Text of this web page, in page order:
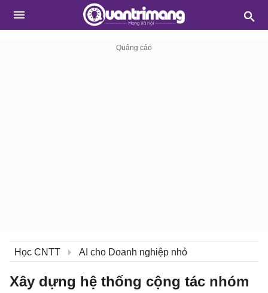
Học CNTT AI cho Doanh nghiệp nhỏ
Xây dựng hệ thống cộng tác nhóm